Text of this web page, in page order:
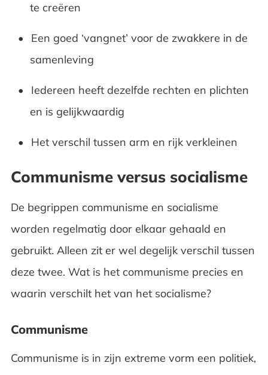
te creëren
Een goed ‘vangnet’ voor de zwakkere in de
samenleving
Iedereen heeft dezelfde rechten en plichten
en is gelijkwaardig
Het verschil tussen arm en rijk verkleinen
Communisme versus socialisme
De begrippen communisme en socialisme
worden regelmatig door elkaar gehaald en
gebruikt. Alleen zit er wel degelijk verschil tussen
deze twee. Wat is het communisme precies en
waarin verschilt het van het socialisme?
Communisme
Communisme is in zijn extreme vorm een politiek,